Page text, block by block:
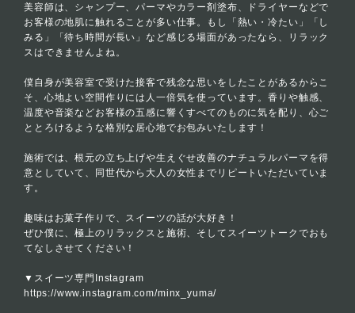
美容師は、シャンプー、パーマやカラー剤塗布、ドライヤーなどで
お客様の地肌に触れることが多い仕事。もし「熱い・冷たい」「し
みる」「待ち時間が長い」など感じる場面があったなら、リラック
スはできませんよね。
僕自身が美容室で受けた接客で残念な思いをしたことがあるからこ
そ、心地よい空間作りには人一倍気を使っています。香りや触感、
温度や音楽などお客様の五感に響くすべてのものに気を配り、心ご
ととろけるような格別な居心地でお包みいたします！
施術では、根元の立ち上げや生えぐせ改善のナチュラルパーマを得
意としていて、同世代から大人の女性までリピートいただいていま
す。
趣味はお菓子作りで、スイーツの話が大好き！
ぜひ僕に、極上のリラックスと施術、そしてスイーツトークでおも
てなしさせてください！
▼スイーツ専門Instagram
https://www.instagram.com/minx_yuma/